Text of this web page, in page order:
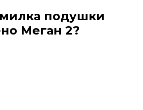
подушки
Меган 2?